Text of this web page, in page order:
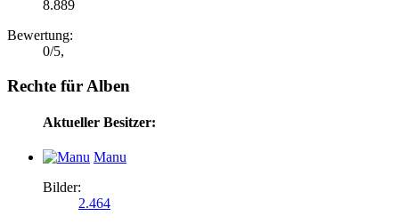
8.889
Bewertung:
0/5,
Rechte für Alben
Aktueller Besitzer:
Manu
Bilder:
2.464